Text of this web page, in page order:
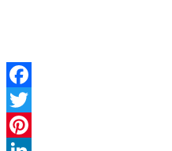
Facebook
Twitter